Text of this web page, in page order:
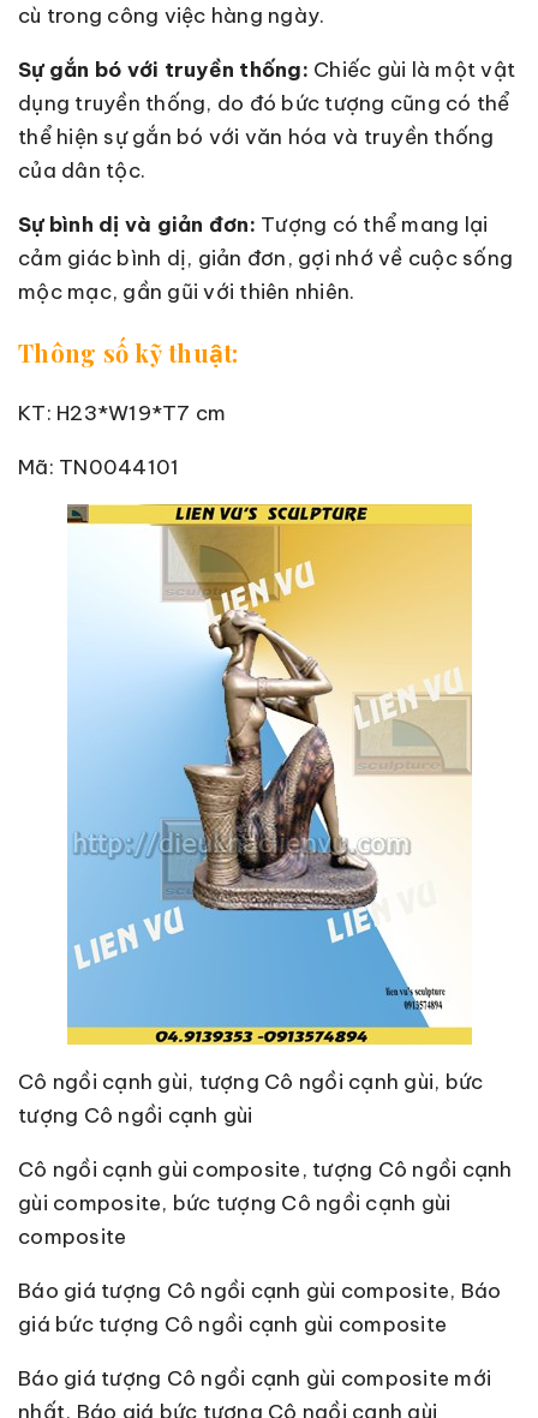
cù trong công việc hàng ngày.
Sự gắn bó với truyền thống: Chiếc gùi là một vật
dụng truyền thống, do đó bức tượng cũng có thể
thể hiện sự gắn bó với văn hóa và truyền thống
của dân tộc.
Sự bình dị và giản đơn: Tượng có thể mang lại
cảm giác bình dị, giản đơn, gợi nhớ về cuộc sống
mộc mạc, gần gũi với thiên nhiên.
Thông số kỹ thuật:
KT: H23*W19*T7 cm
Mã: TN0044101
Cô ngồi cạnh gùi, tượng Cô ngồi cạnh gùi, bức
tượng Cô ngồi cạnh gùi
Cô ngồi cạnh gùi composite, tượng Cô ngồi cạnh
gùi composite, bức tượng Cô ngồi cạnh gùi
composite
Báo giá tượng Cô ngồi cạnh gùi composite, Báo
giá bức tượng Cô ngồi cạnh gùi composite
Báo giá tượng Cô ngồi cạnh gùi composite mới
nhất, Báo giá bức tượng Cô ngồi cạnh gùi